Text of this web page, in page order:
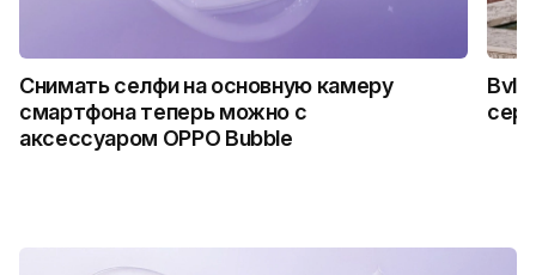
Снимать селфи на основную камеру
смартфона теперь можно с
аксессуаром OPPO Bubble